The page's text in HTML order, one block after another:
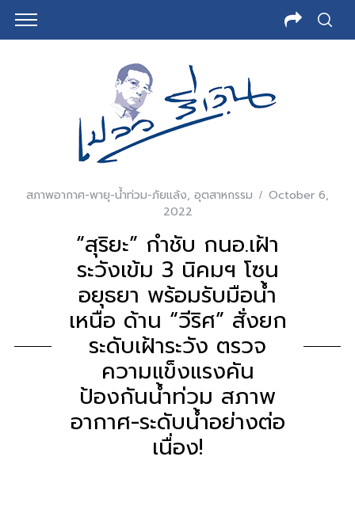
สภาพอากาศ-พายุ-น้ำท่วม-ภัยแล้ง, อุตสาหกรรม
October 6,
2022
“สุริยะ” กำชับ กนอ.เฝ้า
ระวังเข้ม 3 นิคมฯ โซน
อยุธยา พร้อมรับมือน้ำ
เหนือ ด้าน “วีริศ” สั่งยก
ระดับเฝ้าระวัง ตรวจ
ความแข็งแรงคัน
ป้องกันน้ำท่วม สภาพ
อากาศ-ระดับน้ำอย่างต่อ
เนื่อง!